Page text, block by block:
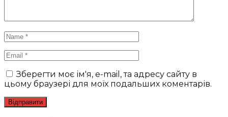
Зберегти моє ім'я, e-mail, та адресу сайту в
цьому браузері для моїх подальших коментарів.